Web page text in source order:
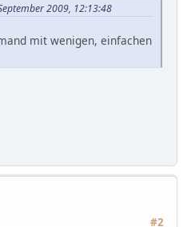
2009, 12:13:48
mit wenigen, einfachen
#2